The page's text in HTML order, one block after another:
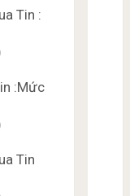
thuyết
Miễn
5
Tin :
:Mức
Tin